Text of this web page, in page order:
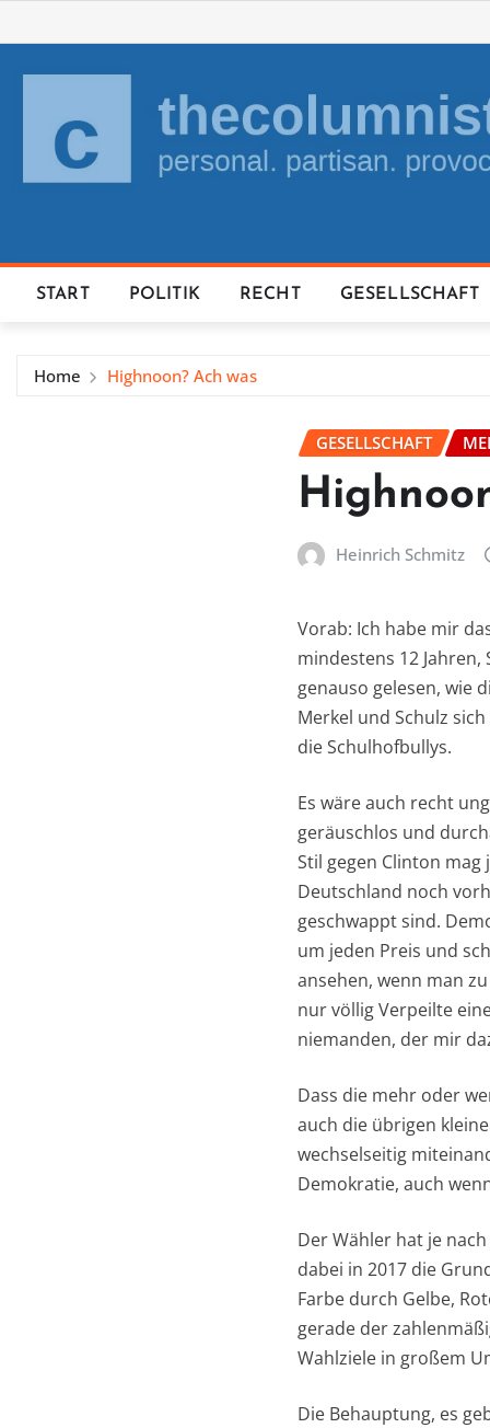
to
content
START POLITIK RECHT GESELLSCHAFT
Home Highnoon? Ach was
GESELLSCHAFT
Heinrich Schmitz
Vorab: Ich habe mir
mindestens 12
genauso gelesen, wie
Merkel und Schulz
die Schulhofbullys.
Es wäre auch recht
geräuschlos und
Stil gegen Clinton
Deutschland noch
geschwappt sind.
um jeden Preis und
ansehen, wenn man
nur völlig Verpeilte
niemanden, der mir
Dass die mehr oder
auch die übrigen
wechselseitig
Demokratie, auch
Der Wähler hat je
dabei in 2017 die
Farbe durch Gelbe,
gerade der
Wahlziele in großem
Die Behauptung, es